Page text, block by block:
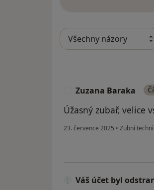
Zuzana Baraka
Úžasný zubař, velice
23. července 2025 • Zubní
Váš účet byl